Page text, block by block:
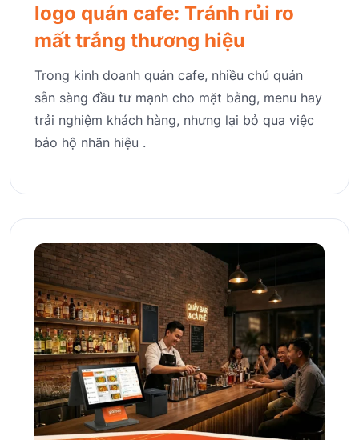
logo quán cafe: Tránh rủi ro
mất trắng thương hiệu
Trong kinh doanh quán cafe, nhiều chủ quán
sẵn sàng đầu tư mạnh cho mặt bằng, menu hay
trải nghiệm khách hàng, nhưng lại bỏ qua việc
bảo hộ nhãn hiệu .